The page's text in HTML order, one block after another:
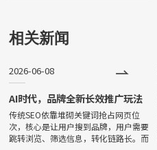
用下载、打开方便、传播便利，
深受大家喜爱，发展非常迅速。
目前小程序全国保有量已超过500
万。
相关新闻
2026-06-08
AI时代，品牌全新长效推广玩法
传统SEO依靠堆砌关键词抢占网页位
次，核心是让用户搜到品牌，用户需要
跳转浏览、筛选信息，转化链路长。而